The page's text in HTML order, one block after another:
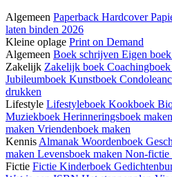
Algemeen Paperback Hardcover
laten binden 2026
Kleine oplage Print on Demand
Algemeen Boek schrijven Eigen boek
Zakelijk Zakelijk boek Coachingboek
Jubileumboek Kunstboek
drukken
Lifestyle Lifestyleboek Kookboek
Muziekboek Herinneringsboek maken
maken Vriendenboek maken
Kennis Almanak Woordenboek
maken Levensboek maken Non-fictie
Fictie Fictie Kinderboek